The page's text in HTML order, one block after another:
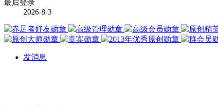
最后登录
2026-8-3
发消息